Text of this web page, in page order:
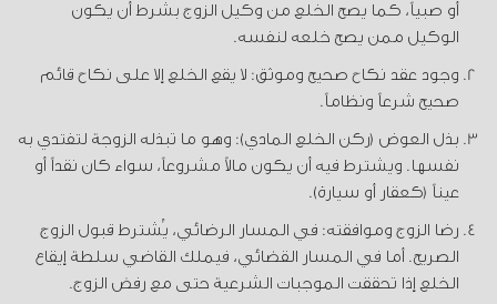
أو صبياً، كما يصح الخلع من وكيل الزوج بشرط أن يكون
الوكيل ممن يصح خلعه لنفسه.
وجود عقد نكاح صحيح وموثق: لا يقع الخلع إلا على نكاح قائم
صحيح شرعاً ونظاماً.
بذل العوض (ركن الخلع المادي): وهو ما تبذله الزوجة لتفتدي به
نفسها. ويشترط فيه أن يكون مالاً مشروعاً، سواء كان نقداً أو
عيناً (كعقار أو سيارة).
رضا الزوج وموافقته: في المسار الرضائي، يُشترط قبول الزوج
الصريح. أما في المسار القضائي، فيملك القاضي سلطة إيقاع
الخلع إذا تحققت الموجبات الشرعية حتى مع رفض الزوج.